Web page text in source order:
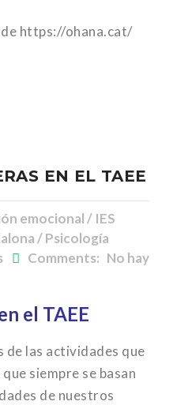
https://ohana.cat/
EN EL TAEE
emocional / IES
/ Psicología
Comments: No hay
el TAEE
de las actividades que
siempre se basan
de nuestros